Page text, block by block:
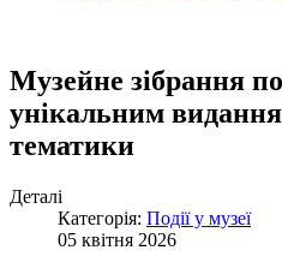
Музейне зібрання
унікальним
тематики
Деталі
Категорія: Події у музеї
05 квітня 2026